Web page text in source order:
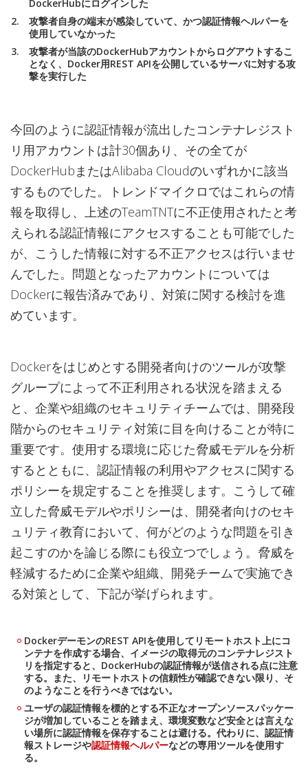
DockerHubにログインした
攻撃者自身の端末が感染していて、かつ認証情報ヘルパーを
使用していなかった
攻撃者が当該のDockerHubアカウントからログアウトするこ
となく、Docker用REST APIを公開しているサーバに対する攻
撃を実行した
今回のように認証情報が流出したコンテナレジスト
リ用アカウントは計30個あり、その全てが
DockerHubまたはAlibaba Cloudのいずれかに該当
するものでした。トレンドマイクロではこれらの情
報を取得し、上述のTeamTNTに不正使用されたと考
えられる認証情報にアクセスすることも可能でした
が、こうした情報に対する不正アクセスは行いませ
んでした。問題となったアカウントについては
Dockerに報告済みであり、対策に関する検討を進
めています。
Dockerをはじめとする開発者向けのツールが攻撃
グループによって不正利用される状況を踏まえる
と、企業や組織のセキュリティチームでは、開発段
階からのセキュリティ対策に目を向けることが特に
重要です。使用する環境に応じた脅威モデルを分析
するとともに、認証情報の利用やアクセスに関する
ポリシーを規定することを推奨します。こうして確
立した脅威モデルやポリシーは、開発者向けのセキ
ュリティ教育において、何がどのような問題を引き
起こすのかを論じる際にも役立つでしょう。脅威を
軽減するために企業や組織、開発チームで実施でき
る対策として、下記が挙げられます。
DockerデーモンのREST APIを使用してリモートホスト上にコ
ンテナを作成する場合、イメージの取得元のコンテナレジスト
リを指定すると、DockerHubの認証情報が送信される点に注意
する。また、リモートホストの信頼性が確認できない限り、そ
のようなことを行うべきではない。
ユーザの認証情報を標的とする不正なオープンソースパッケー
ジが増加していることを踏まえ、環境変数など安全とは言えな
い場所に認証情報を保存することは避ける。代わりに、認証情
報ストレージや認証情報ヘルパーなどの専用ツールを使用す
る。